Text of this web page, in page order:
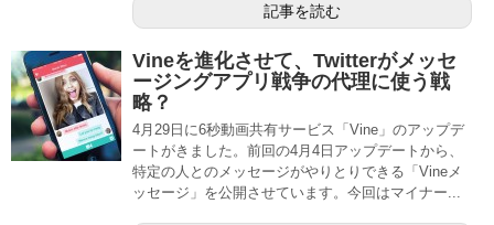
記事を読む
Vineを進化させて、Twitterがメッセ
ージングアプリ戦争の代理に使う戦
略？
4月29日に6秒動画共有サービス「Vine」のアップデ
ートがきました。前回の4月4日アップデートから、
特定の人とのメッセージがやりとりできる「Vineメ
ッセージ」を公開させています。今回はマイナー...